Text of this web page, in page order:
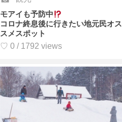
モアイも予防中
コロナ終息後に行きたい地元民オス
スメスポット
♡ 0 / 1792 views